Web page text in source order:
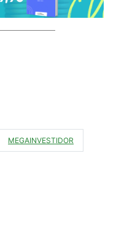
MEGAINVESTIDOR